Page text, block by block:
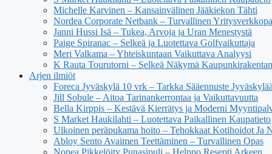
Michelle Karvinen – Kansainvälinen Jääkiekon Tähti
Nordea Corporate Netbank – Turvallinen
Janni Hussi Isä – Tukea, Arvoja ja Uran Menestystä
Paige Spiranac – Selkeä ja Luotettava Golfvaikuttaja
Meri Valkama – Yhteiskuntaan Vaikuttava Analyysi
K Rauta Tourutorni – Selkeä Näkymä
Arjen ilmiöt
Foreca Jyväskylä 10 vrk – Tarkka Sääennuste
Jill Sobule – Aitoa Tarinankerrontaa ja Vaikuttavuutta
Bella Kirppis – Kestävä Kierrätys ja Moderni
S Market Haukilahti – Luotettava Paikallinen Kaupatieto
Ulkoinen peräpukama hoito – Tehokkaat Kotihoidot Ja
Abloy Sento Avaimen Teettäminen – Turvallinen Opas
Nopea Pikkelöity Punasipuli – Helppo Resepti Arkeen